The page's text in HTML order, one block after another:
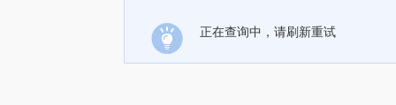
正在查询中，请刷新重试